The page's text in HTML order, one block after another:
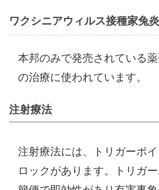
ワクシニアウィルス接種家兔
本邦のみで発売されている
の治療に使われています。
注射療法
注射療法には、トリガーポ
ロックがあります。トリガー